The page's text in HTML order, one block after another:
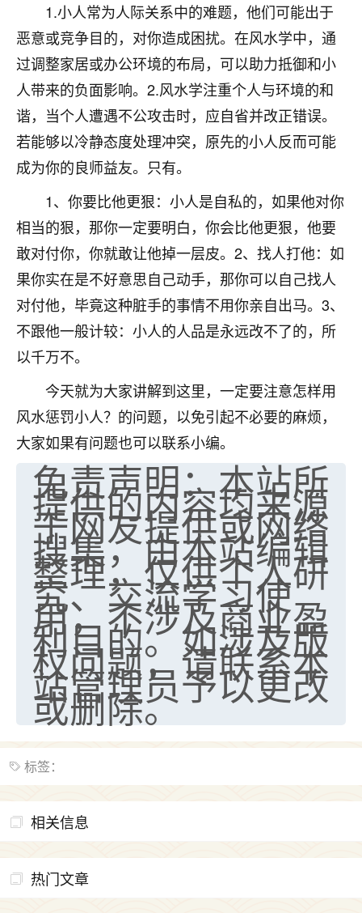
1.小人常为人际关系中的难题，他们可能出于
恶意或竞争目的，对你造成困扰。在风水学中，通
过调整家居或办公环境的布局，可以助力抵御和小
人带来的负面影响。2.风水学注重个人与环境的和
谐，当个人遭遇不公攻击时，应自省并改正错误。
若能够以冷静态度处理冲突，原先的小人反而可能
成为你的良师益友。只有。
1、你要比他更狠：小人是自私的，如果他对你
相当的狠，那你一定要明白，你会比他更狠，他要
敢对付你，你就敢让他掉一层皮。2、找人打他：如
果你实在是不好意思自己动手，那你可以自己找人
对付他，毕竟这种脏手的事情不用你亲自出马。3、
不跟他一般计较：小人的人品是永远改不了的，所
以千万不。
今天就为大家讲解到这里，一定要注意怎样用
风水惩罚小人？的问题，以免引起不必要的麻烦，
大家如果有问题也可以联系小编。
免责声明：本站所
提供的内容均来源
于网友提供或网络
搜集，由本站编辑
整理，仅供个人研
究、交流学习使
用，不涉及商业盈
利目的。如涉及版
权问题，请联系本
站管理员予以更改
或删除。
标签：
相关信息
热门文章
1天前 来自江西 12
青春168
我也想要，我也想要！
2天前 来自山西 15
Jessica李
老师做不做超度法事？我想给我奶奶做超度，她今年
刚去世了。
七零老顽童：我母亲前年离世，刚开始我经常
做梦梦见她，后来也是朋友介绍，找到慧来老
师，安排了超度法事，做梦再也没有梦到过
了，一开始是半信半疑的，图个心安，给亡母
超度，现在看来，人不信也不行。
2天前 来自云南 11
优秀的张同学
老师收徒吗？？我对这些很感兴趣
2天前 来自山西 15